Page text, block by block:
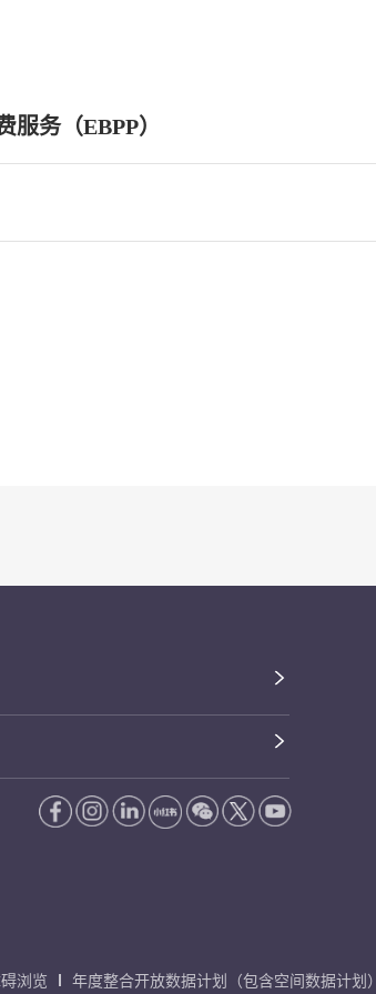
服务（EBPP）
浏览 年度整合开放数据计划（包含空间数据计划）